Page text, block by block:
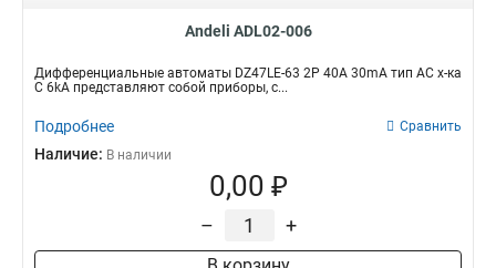
Andeli ADL02-006
Дифференциальные автоматы DZ47LE-63 2P 40A 30mA тип AC х-ка
С 6kA представляют собой приборы, с...
Подробнее Сравнить
Наличие: В наличии
0,00 ₽
– +